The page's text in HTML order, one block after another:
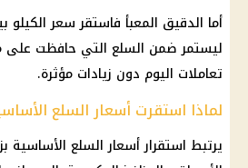
أما الدقيق
ليستمر ضمن السلع التي حافظت على
تعاملات اليوم دون زيادات مؤثرة.
لماذا استقرت أسعار السلع
يرتبط استقرارأسعار السلع الأساسية